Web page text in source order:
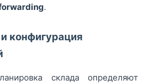
.
конфигурация
склада определяют